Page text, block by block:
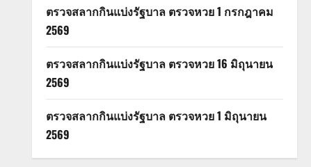
ตรวจสลากกินแบ่งรัฐบาล ตรวจหวย 1 กรกฎาคม
2569
ตรวจสลากกินแบ่งรัฐบาล ตรวจหวย 16 มิถุนายน
2569
ตรวจสลากกินแบ่งรัฐบาล ตรวจหวย 1 มิถุนายน
2569